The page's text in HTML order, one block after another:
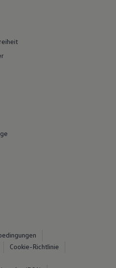
Cookie-Richtlinie